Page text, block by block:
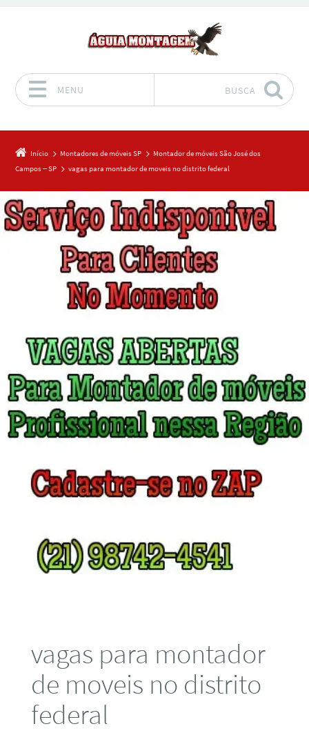
MENU BUSCA
Início Montadores de móveis SP
Montador de móveis São José dos
Campos – SP
vagas para montador de moveis no distrito federal
vagas para montador
de moveis no distrito
federal